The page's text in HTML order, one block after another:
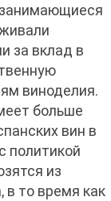
за вклад в
виноделия.
больше
вин в
политикой
из
в то время как